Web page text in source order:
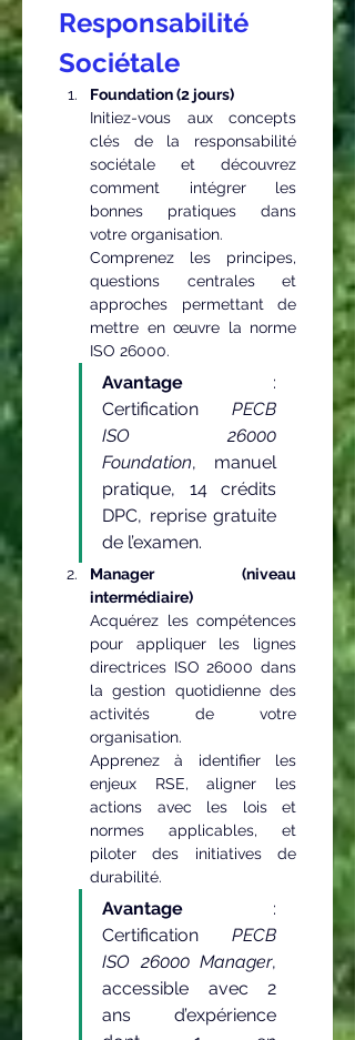
Responsabilité
Sociétale
Foundation (2 jours)
Initiez-vous aux concepts
clés de la responsabilité
sociétale et découvrez
comment intégrer les
bonnes pratiques dans
votre organisation.
Comprenez les principes,
questions centrales et
approches permettant de
mettre en œuvre la norme
ISO 26000.
Avantage :
Certification PECB
ISO 26000
Foundation, manuel
pratique, 14 crédits
DPC, reprise gratuite
de l’examen.
Manager (niveau
intermédiaire)
Acquérez les compétences
pour appliquer les lignes
directrices ISO 26000 dans
la gestion quotidienne des
activités de votre
organisation.
Apprenez à identifier les
enjeux RSE, aligner les
actions avec les lois et
normes applicables, et
piloter des initiatives de
durabilité.
Avantage :
Certification PECB
ISO 26000 Manager,
accessible avec 2
ans d’expérience